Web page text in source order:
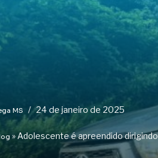
MS 24 de janeiro de 2025
» Adolescente é apreendido